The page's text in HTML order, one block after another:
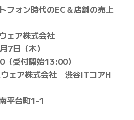
フォン時代のEC＆店舗の売上
ェア株式会社
7日（木）
受付開始13:00）
ウェア株式会社 渋谷ITコアH
平台町1-1